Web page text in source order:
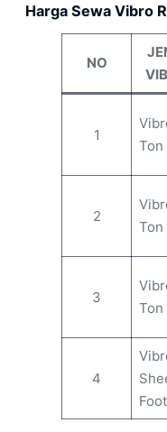
Harga Sewa Vibro
NO
1
Ton
2
Ton
3
Ton
4
Foot